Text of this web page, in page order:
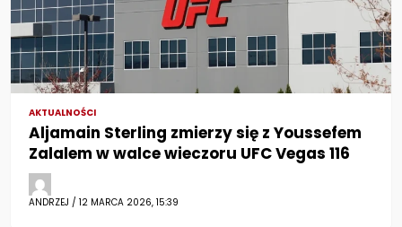
AKTUALNOŚCI
Aljamain Sterling zmierzy się z Youssefem
Zalalem w walce wieczoru UFC Vegas 116
ANDRZEJ / 12 MARCA 2026, 15:39